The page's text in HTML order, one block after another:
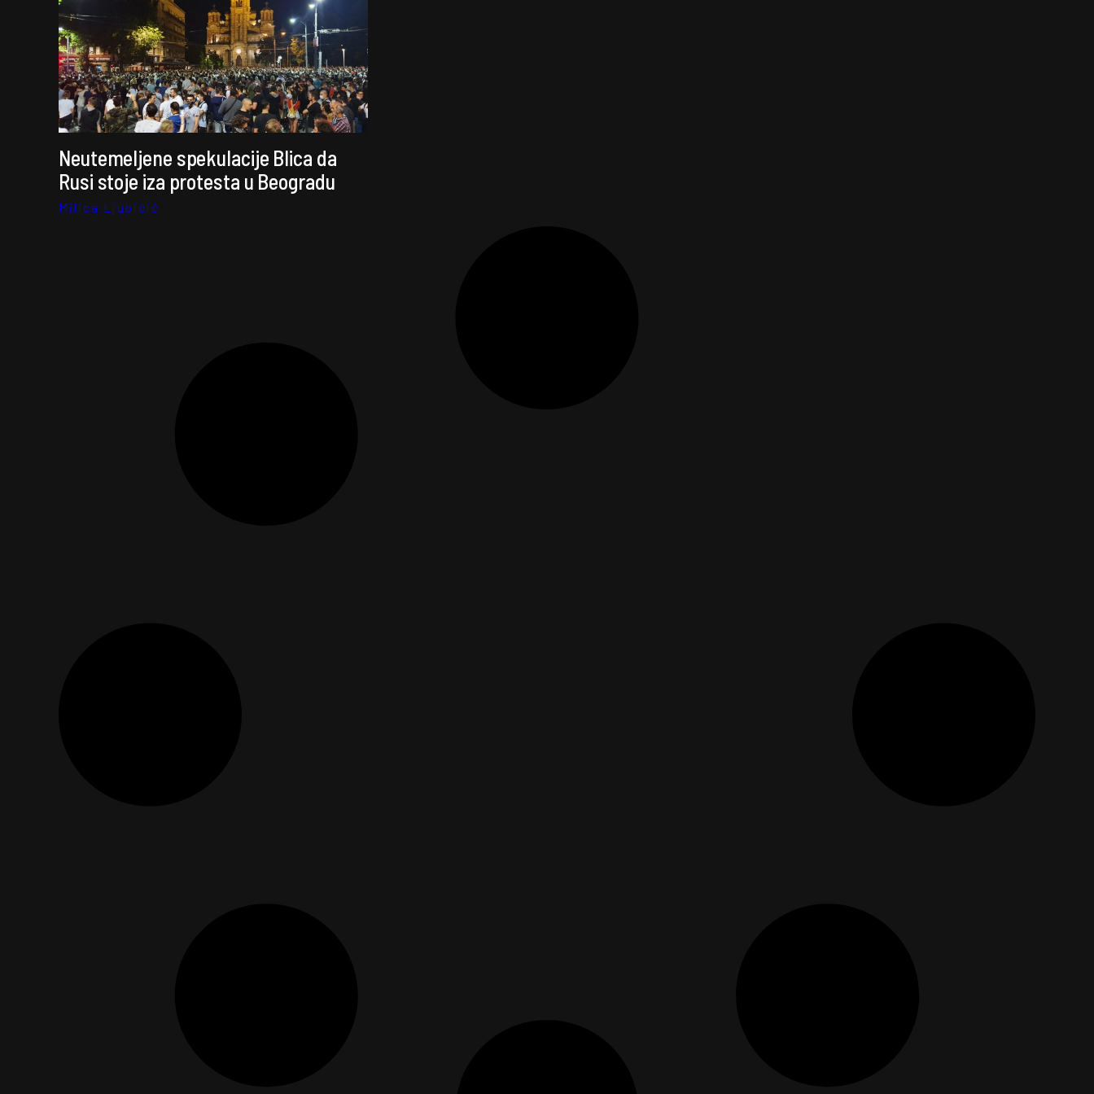
Neutemeljene spekulacije Blica da
Rusi stoje iza protesta u Beogradu
Milica Ljubičić